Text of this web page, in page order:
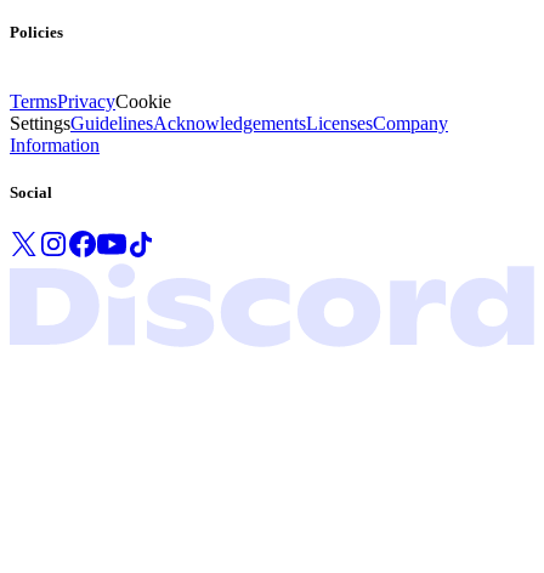
Policies
TermsPrivacyCookie
SettingsGuidelinesAcknowledgementsLicensesCompany
Information
Social